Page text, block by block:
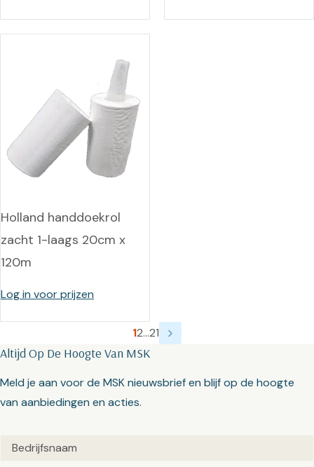
Holland handdoekrol
zacht 1-laags 20cm x
120m
Log in voor prijzen
12…21
Altijd Op De Hoogte Van MSK
Meld je aan voor de MSK nieuwsbrief en blijf op de hoogte
van aanbiedingen en acties.
Untitled(Vereist)